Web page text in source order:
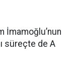
İmamoğlu’nun
süreçte de A